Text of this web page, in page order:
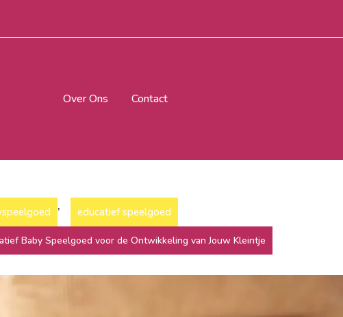
Over Ons Contact
, educatief speelgoed
Baby Speelgoed voor de Ontwikkeling van Jouw Kleintje